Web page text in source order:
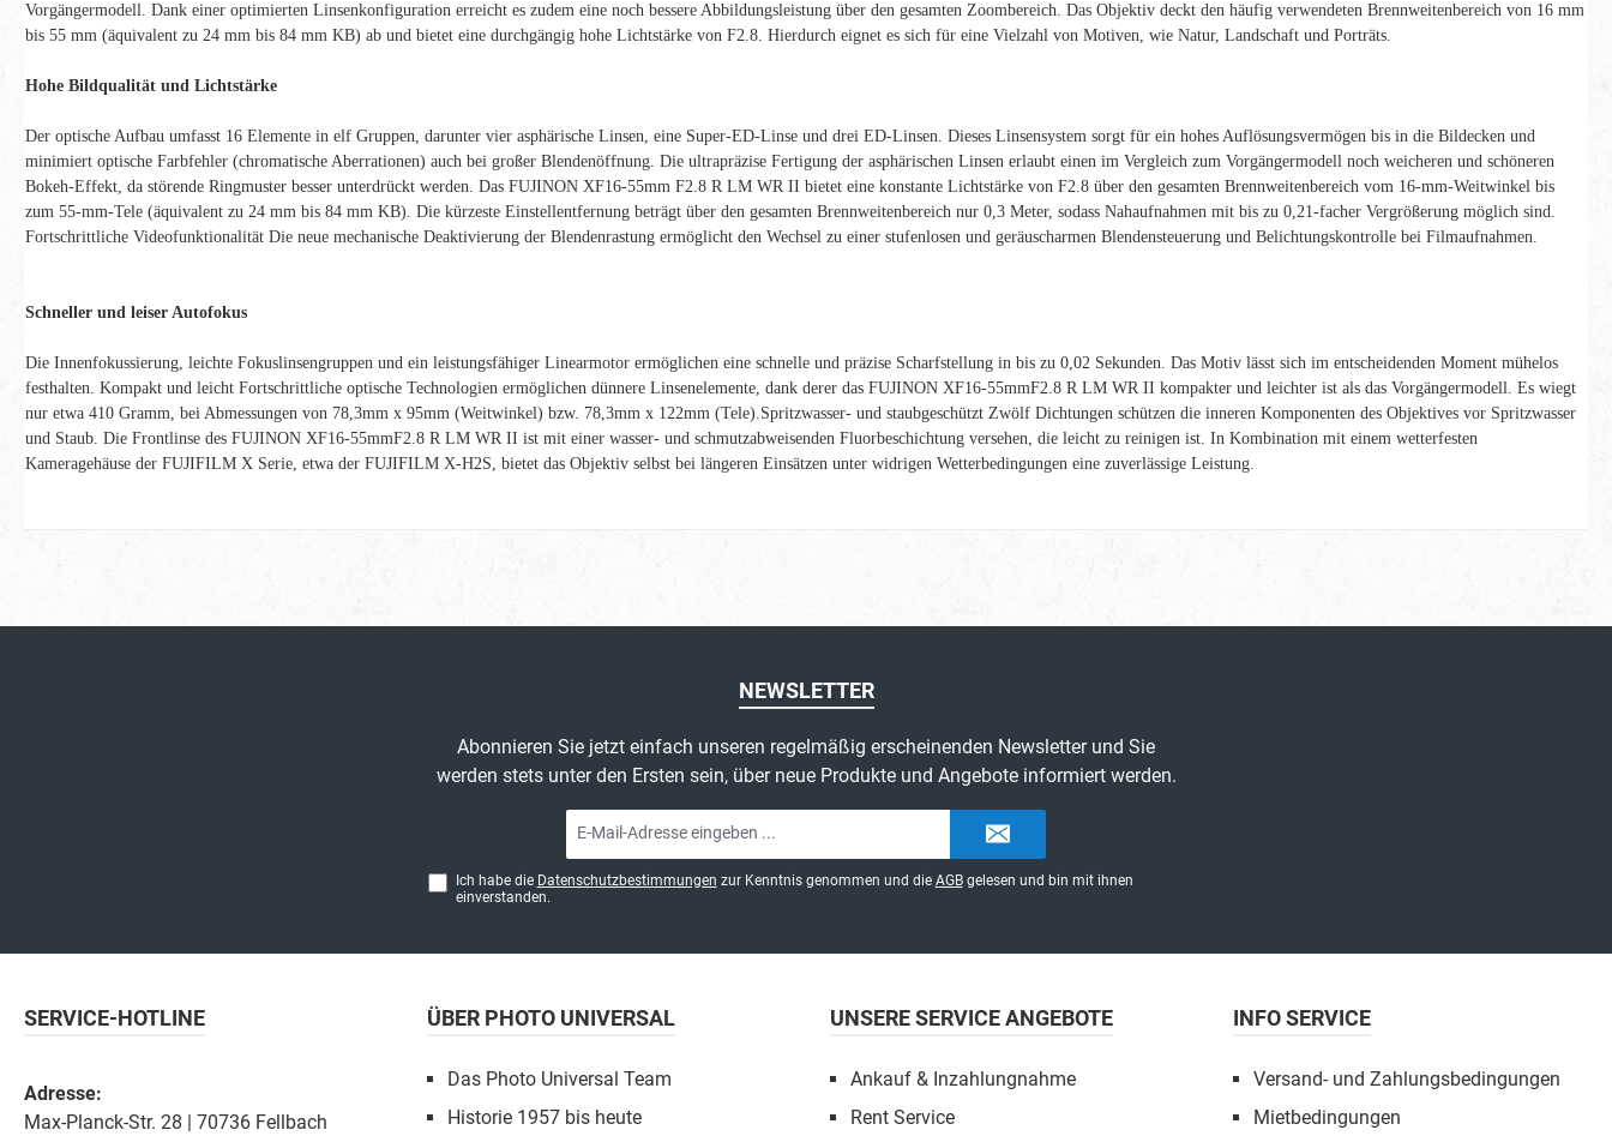
Vorgängermodell. Dank einer optimierten Linsenkonfiguration erreicht es zudem eine noch bessere Abbildungsleistung über den gesamten Zoombereich. Das Objektiv deckt den häufig verwendeten Brennweitenbereich von 16 mm
bis 55 mm (äquivalent zu 24 mm bis 84 mm KB) ab und bietet eine durchgängig hohe Lichtstärke von F2.8. Hierdurch eignet es sich für eine Vielzahl von Motiven, wie Natur, Landschaft und Porträts.
Hohe Bildqualität und Lichtstärke
Der optische Aufbau umfasst 16 Elemente in elf Gruppen, darunter vier asphärische Linsen, eine Super-ED-Linse und drei ED-Linsen. Dieses Linsensystem sorgt für ein hohes Auflösungsvermögen bis in die Bildecken und
minimiert optische Farbfehler (chromatische Aberrationen) auch bei großer Blendenöffnung. Die ultrapräzise Fertigung der asphärischen Linsen erlaubt einen im Vergleich zum Vorgängermodell noch weicheren und schöneren
Bokeh-Effekt, da störende Ringmuster besser unterdrückt werden. Das FUJINON XF16-55mm F2.8 R LM WR II bietet eine konstante Lichtstärke von F2.8 über den gesamten Brennweitenbereich vom 16-mm-Weitwinkel bis
zum 55-mm-Tele (äquivalent zu 24 mm bis 84 mm KB). Die kürzeste Einstellentfernung beträgt über den gesamten Brennweitenbereich nur 0,3 Meter, sodass Nahaufnahmen mit bis zu 0,21-facher Vergrößerung möglich sind.
Fortschrittliche Videofunktionalität Die neue mechanische Deaktivierung der Blendenrastung ermöglicht den Wechsel zu einer stufenlosen und geräuscharmen Blendensteuerung und Belichtungskontrolle bei Filmaufnahmen.
Schneller und leiser Autofokus
Die Innenfokussierung, leichte Fokuslinsengruppen und ein leistungsfähiger Linearmotor ermöglichen eine schnelle und präzise Scharfstellung in bis zu 0,02 Sekunden. Das Motiv lässt sich im entscheidenden Moment mühelos
festhalten. Kompakt und leicht Fortschrittliche optische Technologien ermöglichen dünnere Linsenelemente, dank derer das FUJINON XF16-55mmF2.8 R LM WR II kompakter und leichter ist als das Vorgängermodell. Es wiegt
nur etwa 410 Gramm, bei Abmessungen von 78,3mm x 95mm (Weitwinkel) bzw. 78,3mm x 122mm (Tele).Spritzwasser- und staubgeschützt Zwölf Dichtungen schützen die inneren Komponenten des Objektives vor Spritzwasser
und Staub. Die Frontlinse des FUJINON XF16-55mmF2.8 R LM WR II ist mit einer wasser- und schmutzabweisenden Fluorbeschichtung versehen, die leicht zu reinigen ist. In Kombination mit einem wetterfesten
Kameragehäuse der FUJIFILM X Serie, etwa der FUJIFILM X-H2S, bietet das Objektiv selbst bei längeren Einsätzen unter widrigen Wetterbedingungen eine zuverlässige Leistung.
NEWSLETTER
Abonnieren Sie jetzt einfach unseren regelmäßig erscheinenden Newsletter und Sie
werden stets unter den Ersten sein, über neue Produkte und Angebote informiert werden.
Mail-
Adresse*
Ich habe die Datenschutzbestimmungen zur Kenntnis genommen und die AGBgelesen und bin mit ihnen
einverstanden.
SERVICE-HOTLINE
Adresse:
Max-Planck-Str. 28 | 70736 Fellbach
ÜBER PHOTO UNIVERSAL
Das Photo Universal Team
Historie 1957 bis heute
UNSERE SERVICE ANGEBOTE
Ankauf & Inzahlungnahme
Rent Service
INFO SERVICE
Versand- und Zahlungsbedingungen
Mietbedingungen